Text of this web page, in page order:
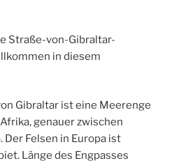
Straße-von-Gibraltar-
in diesem
Gibraltar ist eine Meerenge
genauer zwischen
Der Felsen in Europa ist
Länge des Engpasses